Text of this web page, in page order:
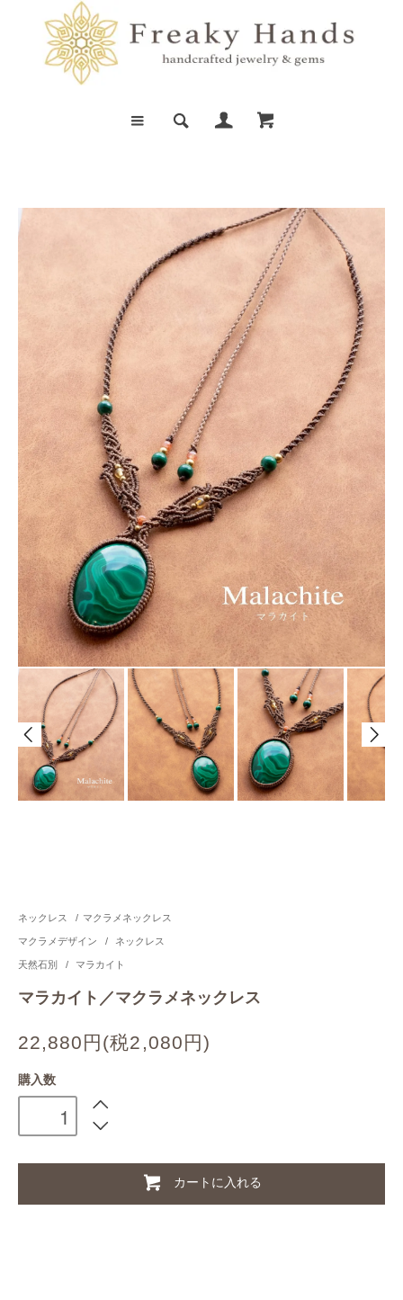
ネックレス / マクラメネックレス
マクラメデザイン / ネックレス
天然石別 / マラカイト
マラカイト／マクラメネックレス
22,880円(税2,080円)
購入数
カートに入れる